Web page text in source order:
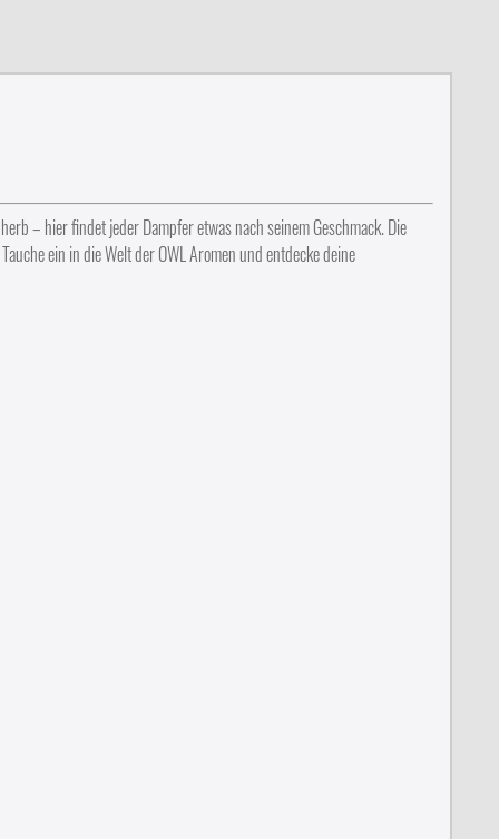
– hier findet jeder Dampfer etwas nach seinem Geschmack. Die
ein in die Welt der OWL Aromen und entdecke deine